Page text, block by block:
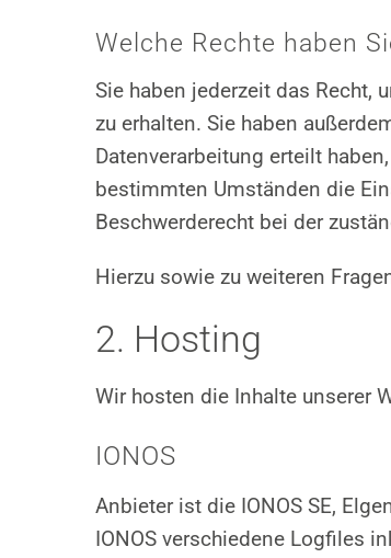
Welche Rechte haben
Sie haben jederzeit das Recht,
zu erhalten. Sie haben
Datenverarbeitung erteilt
bestimmten Umständen die
Beschwerderecht bei der
Hierzu sowie zu weiteren
2. Hosting
Wir hosten die Inhalte unserer
IONOS
Anbieter ist die IONOS SE,
IONOS verschiedene Logfiles